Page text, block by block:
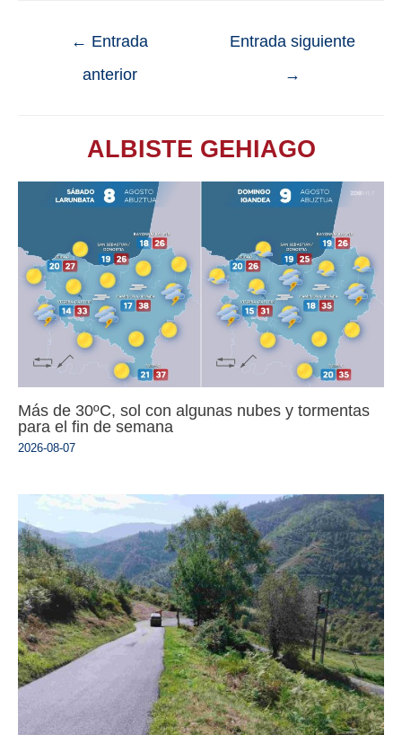
← Entrada
anterior
Entrada siguiente
→
ALBISTE GEHIAGO
Más de 30ºC, sol con algunas nubes y tormentas
para el fin de semana
2026-08-07